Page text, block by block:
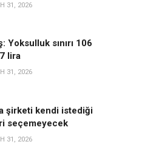
31, 2026
Yoksulluk sınırı 106
lira
31, 2026
şirketi kendi istediği
seçemeyecek
31, 2026